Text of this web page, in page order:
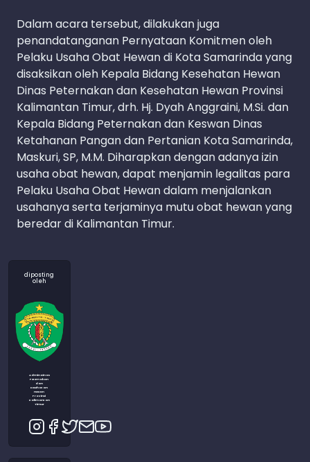
Dalam acara tersebut, dilakukan juga
penandatanganan Pernyataan Komitmen oleh
Pelaku Usaha Obat Hewan di Kota Samarinda yang
disaksikan oleh Kepala Bidang Kesehatan Hewan
Dinas Peternakan dan Kesehatan Hewan Provinsi
Kalimantan Timur, drh. Hj. Dyah Anggraini, M.Si. dan
Kepala Bidang Peternakan dan Keswan Dinas
Ketahanan Pangan dan Pertanian Kota Samarinda,
Maskuri, SP, M.M. Diharapkan dengan adanya izin
usaha obat hewan, dapat menjamin legalitas para
Pelaku Usaha Obat Hewan dalam menjalankan
usahanya serta terjaminya mutu obat hewan yang
beredar di Kalimantan Timur.
diposting
oleh
Admin Dinas
Peternakan
dan
Kesehatan
Hewan
Provinsi
Kalimantan
Timur